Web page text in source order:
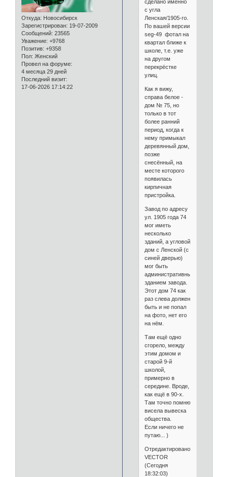
Откуда: Новосибирск
Зарегистрирован: 19-07-2009
Сообщений: 23565
Уважение: +9768
Позитив: +9358
Пол: Женский
Провел на форуме:
4 месяца 29 дней
Последний визит:
17-06-2026 17:14:22
сделано именно
с угла
Ленская/1905-го.
По вашей версии
seg-49 фотал на
квартал ближе к
школе, т.е. уже
на другом
перекрёстке
улиц.
Как я вижу,
справа белое -
дом № 75, но
только в тот
более ранний
период, когда к
нему примыкал
деревянный дом,
позже
снесённый, на
месте которого
появилась
кирпичная
пристройка.
Завод по адресу
ул. 1905 года 74
мог иметь
несколько
зданий, а угловой
дом с Ленской (с
синей дверью)
мог быть
административным
зданием завода.
Этот дом 74 как
раз слева должен
быть и не попал
на фото, нет его
на нём.
Там ещё одно
сгорело, между
этим домом и
старой 9-й
школой,
примерно в
середине. Вроде,
как ещё в 90-х.
Там точно помню
висела вывеска
общества.
Если ничего не
путаю... )
Отредактировано
VECTOR
(Сегодня
18:32:03)